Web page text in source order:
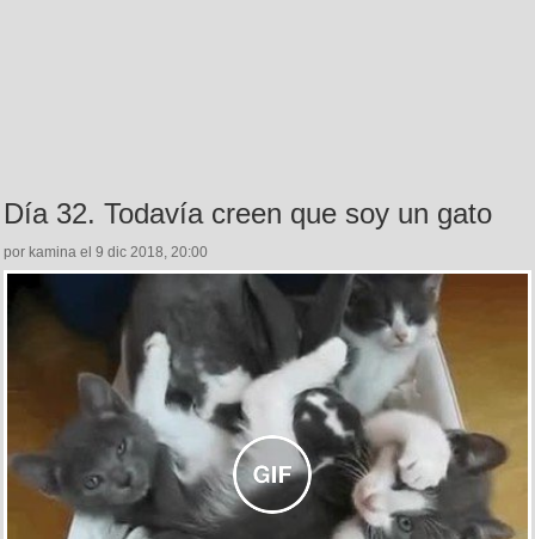
Día 32. Todavía creen que soy un gato
por kamina el 9 dic 2018, 20:00